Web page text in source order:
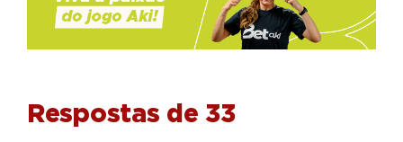
Respostas de 33